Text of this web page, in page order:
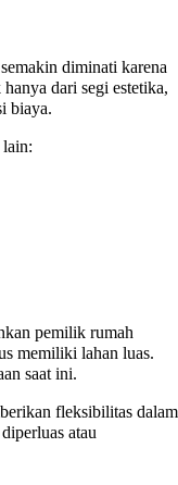
diminati karena
dari segi estetika,
biaya.
lain:
pemilik rumah
memiliki lahan luas.
saat ini.
fleksibilitas dalam
atau